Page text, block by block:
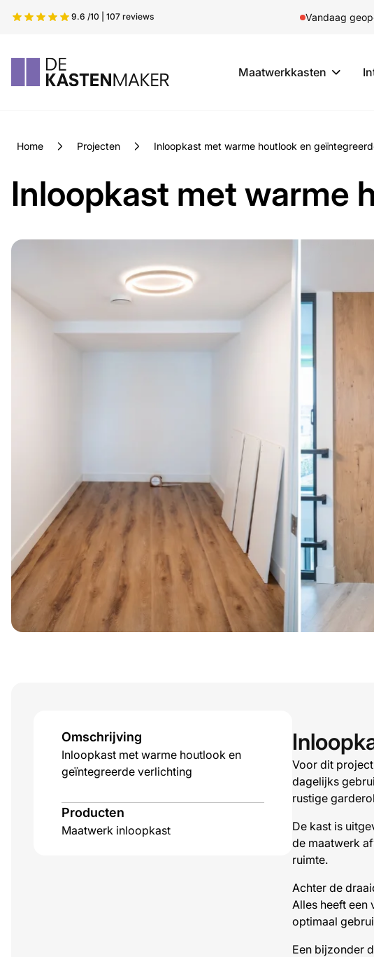
9.6 /10 | 107 reviews Vandaag
Maatwerkkasten
Home Projecten Inloopkast met warme houtlook en
Inloopkast met warme
Omschrijving
Inloopkast met warme houtlook en
geïntegreerde verlichting
Producten
Maatwerk inloopkast
Voor dit
dagelijks
rustige
De kast is
de maatwerk
ruimte.
Achter de
Alles heeft een
optimaal
Een bijzonder